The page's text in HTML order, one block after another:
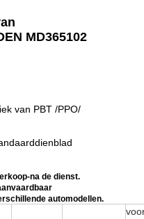
MD365102
van PBT /PPO/
na de dienst.
automodellen.